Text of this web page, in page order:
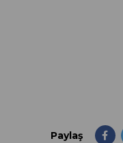
Paylaş